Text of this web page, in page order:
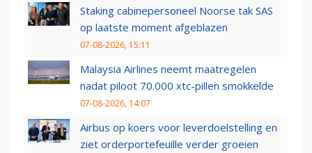
Staking cabinepersoneel Noorse tak SAS
op laatste moment afgeblazen
07-08-2026, 15:11
Malaysia Airlines neemt maatregelen
nadat piloot 70.000 xtc-pillen smokkelde
07-08-2026, 14:07
Airbus op koers voor leverdoelstelling en
ziet orderportefeuille verder groeien